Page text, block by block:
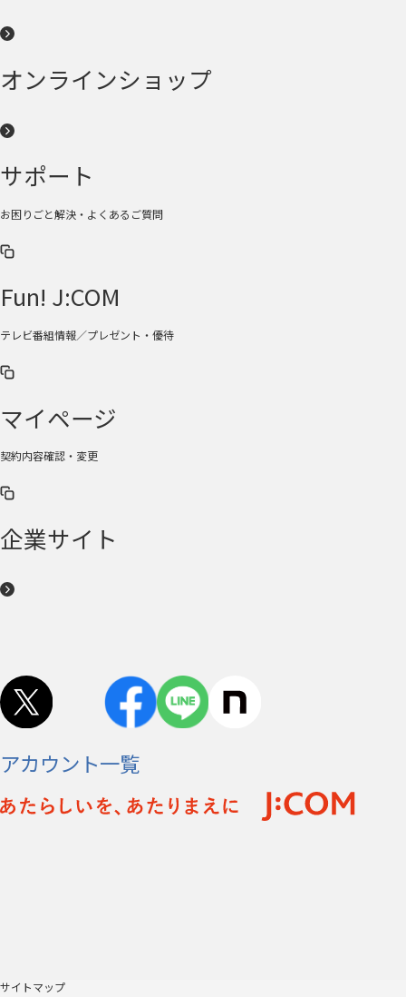
オンラインショップ
サポート
お困りごと解決・よくあるご質問
Fun! J:COM
テレビ番組情報／プレゼント・優待
マイページ
契約内容確認・変更
企業サイト
アカウント一覧
サイトマップ